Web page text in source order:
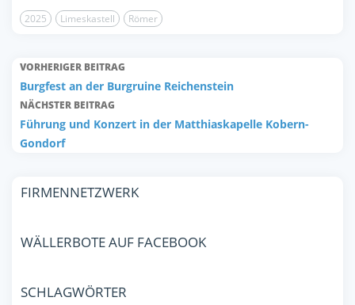
2025 Limeskastell Römer
VORHERIGER BEITRAG
Burgfest an der Burgruine Reichenstein
NÄCHSTER BEITRAG
Führung und Konzert in der Matthiaskapelle Kobern-
Gondorf
FIRMENNETZWERK
WÄLLERBOTE AUF FACEBOOK
SCHLAGWÖRTER